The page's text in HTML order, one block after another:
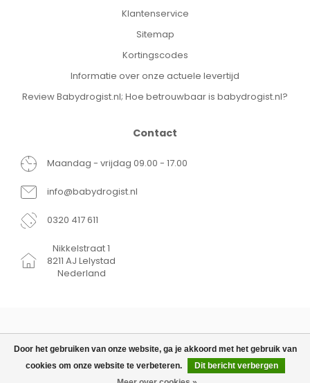
TOEVOEGEN AAN WINKELWAGEN
Door het gebruiken van onze website, ga je akkoord met het gebruik van
cookies om onze website te verbeteren.
Dit bericht verbergen
Klantenservice
Sitemap
Kortingscodes
Informatie over onze actuele levertijd
Review Babydrogist.nl; Hoe betrouwbaar is babydrogist.nl?
Contact
Maandag - vrijdag 09.00 - 17.00
info@babydrogist.nl
0320 417 611
Nikkelstraat 1
8211 AJ Lelystad
Nederland
© Copyright 2026 Babydrogist.nl